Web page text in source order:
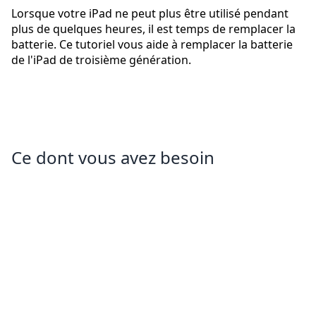
Lorsque votre iPad ne peut plus être utilisé pendant
plus de quelques heures, il est temps de remplacer la
batterie. Ce tutoriel vous aide à remplacer la batterie
de l'iPad de troisième génération.
Ce dont vous avez besoin